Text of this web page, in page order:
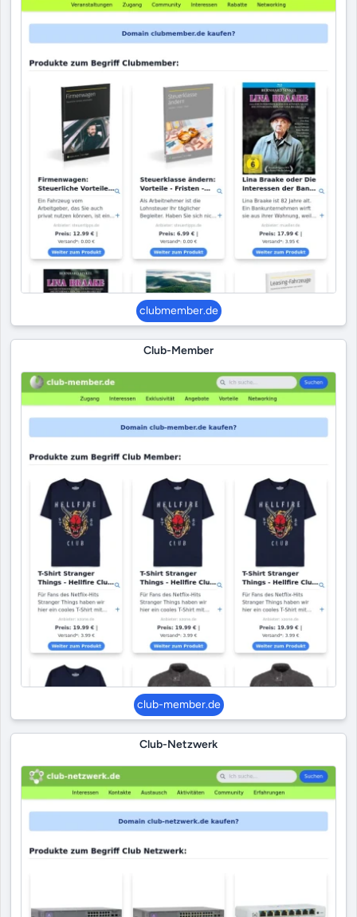
clubmember.de
Club-Member
club-member.de
Club-Netzwerk